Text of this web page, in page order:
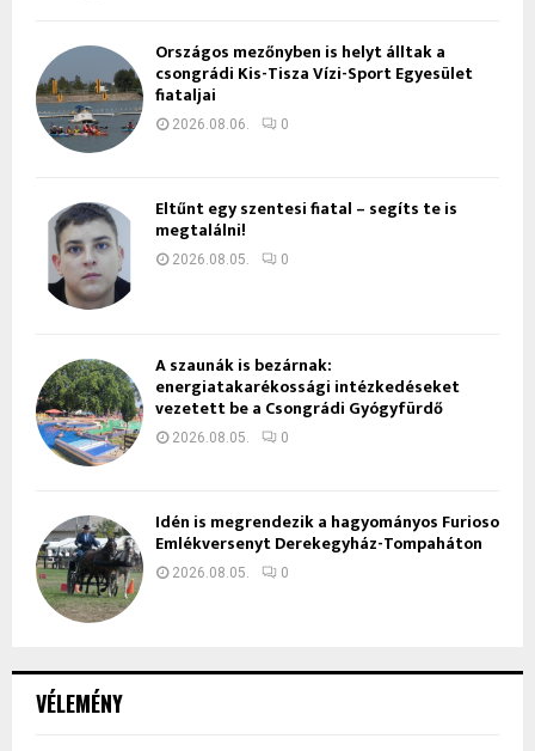
VÉLEMÉNY
Országos mezőnyben is helyt álltak a
csongrádi Kis-Tisza Vízi-Sport Egyesület
fiataljai
2026.08.06. 0
Eltűnt egy szentesi fiatal – segíts te is
megtalálni!
2026.08.05. 0
A szaunák is bezárnak:
energiatakarékossági intézkedéseket
vezetett be a Csongrádi Gyógyfürdő
2026.08.05. 0
Idén is megrendezik a hagyományos Furioso
Emlékversenyt Derekegyház-Tompaháton
2026.08.05. 0